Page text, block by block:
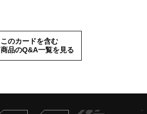
このカードを含む
商品のQ&A一覧を見る